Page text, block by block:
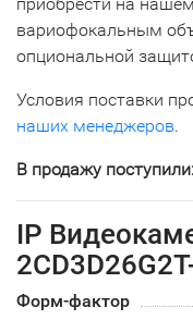
вариофокальным
опциональной
Условия поставки
наших менеджеров.
В продажу поступили:
IP
Форм-фактор